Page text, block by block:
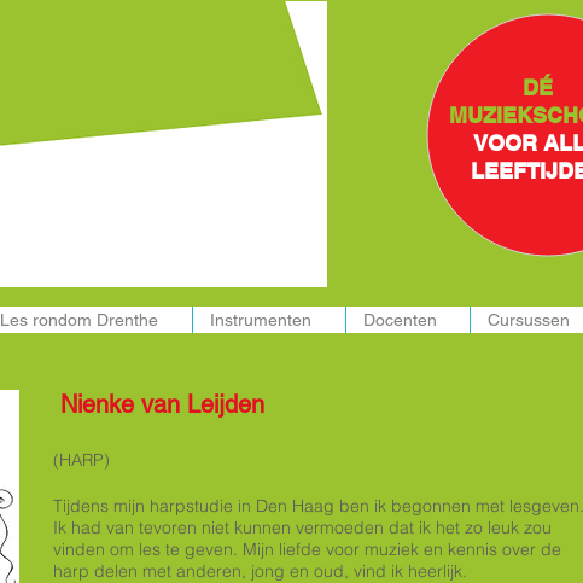
DÉ
VOOR
Les rondom Drenthe Instrumenten Docenten Cursussen
Nienke van Leijden
(HARP)
Tijdens mijn harpstudie in Den Haag ben ik begonnen met lesgeven.
Ik had van tevoren niet kunnen vermoeden dat ik het zo leuk zou
vinden om les te geven. Mijn liefde voor muziek en kennis over de
harp delen met anderen, jong en oud, vind ik heerlijk.